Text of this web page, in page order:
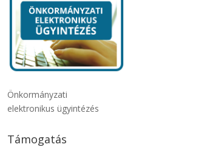
Önkormányzati
elektronikus ügyintézés
Támogatás